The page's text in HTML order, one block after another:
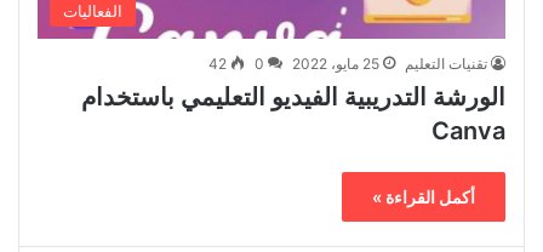
الفعاليات
تقنيات التعليم 25 مايو، 2022 0
42
الورشة التدريبية الفيديو التعليمي باستخدام
Canva
أكمل القراءة »